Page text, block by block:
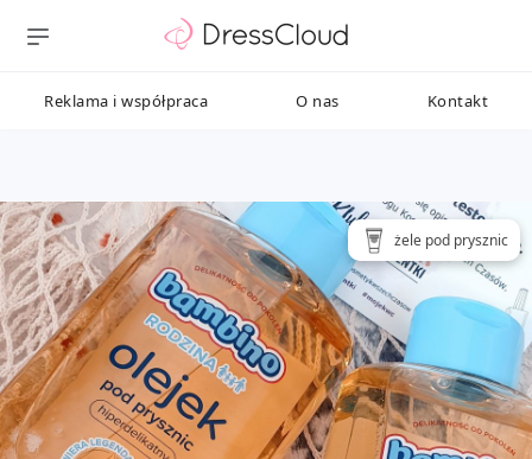
Reklama i współpraca O nas Kontakt
żele pod prysznic